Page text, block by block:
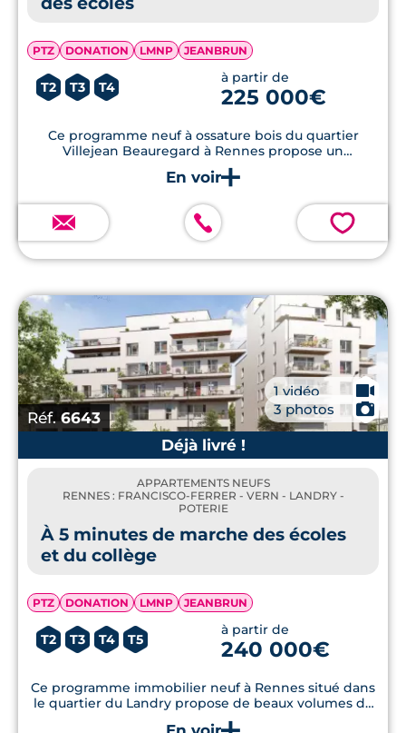
PTZ DONATION LMNP JEANBRUN
T2 T3 T4
à partir de
225 000€
Ce programme neuf à ossature bois du quartier
Villejean Beauregard à Rennes propose un
environnement sain avec matériaux biosourcés et
conception bas carbone.
💗
Réf.6643
1 vidéo 🎥
3 photos
📷
Déjà livré !
APPARTEMENTS NEUFS
RENNES : FRANCISCO-FERRER - VERN - LANDRY -
POTERIE
À 5 minutes de marche des écoles
et du collège
PTZ DONATION LMNP JEANBRUN
T2 T3 T4 T5
à partir de
240 000€
Ce programme immobilier neuf à Rennes situé dans
le quartier du Landry propose de beaux volumes du
T3 au T5 avec terrasse.